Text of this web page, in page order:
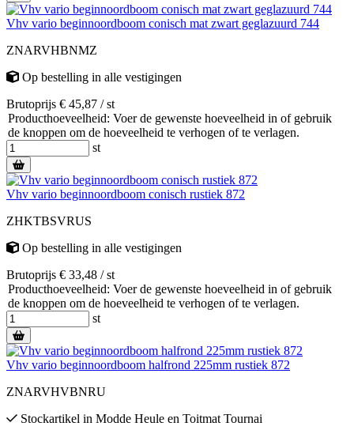
Vhv vario beginnoordboom conisch mat zwart geglazuurd 744
ZNARVHBNMZ
Op bestelling in alle vestigingen
Brutoprijs € 45,87 / st
Producthoeveelheid: Voer de gewenste hoeveelheid in of gebruik
de knoppen om de hoeveelheid te verhogen of te verlagen.
st
Vhv vario beginnoordboom conisch rustiek 872
ZHKTBSVRUS
Op bestelling in alle vestigingen
Brutoprijs € 33,48 / st
Producthoeveelheid: Voer de gewenste hoeveelheid in of gebruik
de knoppen om de hoeveelheid te verhogen of te verlagen.
st
Vhv vario beginnoordboom halfrond 225mm rustiek 872
ZNARVHVBNRU
Stockartikel in Modde Heule en Toitmat Tournai